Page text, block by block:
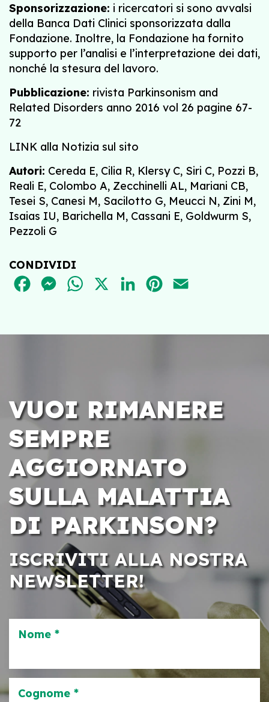
Sponsorizzazione: i ricercatori si sono avvalsi
della Banca Dati Clinici sponsorizzata dalla
Fondazione. Inoltre, la Fondazione ha fornito
supporto per l’analisi e l’interpretazione dei dati,
nonché la stesura del lavoro.
Pubblicazione: rivista Parkinsonism and
Related Disorders anno 2016 vol 26 pagine 67-
72
LINK alla Notizia sul sito
Autori: Cereda E, Cilia R, Klersy C, Siri C, Pozzi B,
Reali E, Colombo A, Zecchinelli AL, Mariani CB,
Tesei S, Canesi M, Sacilotto G, Meucci N, Zini M,
Isaias IU, Barichella M, Cassani E, Goldwurm S,
Pezzoli G
CONDIVIDI
FACEBOOKMESSENGER
WHATSAPPLINKEDINPINTEREST
VUOI RIMANERE
SEMPRE
AGGIORNATO
SULLA MALATTIA
DI PARKINSON?
ISCRIVITI ALLA NOSTRA
NEWSLETTER!
Nome *
Cognome *